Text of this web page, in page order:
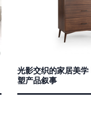
光影交织的家居美
塑产品叙事